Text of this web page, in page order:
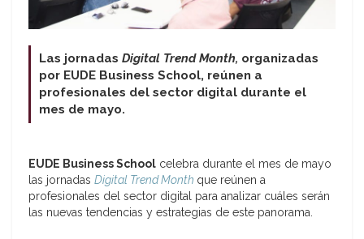
Las jornadas Digital Trend Month, organizadas
por EUDE Business School, reúnen a
profesionales del sector digital durante el
mes de mayo.
EUDE Business School celebra durante el mes de mayo
las jornadas Digital Trend Month que reúnen a
profesionales del sector digital para analizar cuáles serán
las nuevas tendencias y estrategias de este panorama.